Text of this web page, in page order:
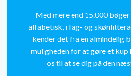
Med mere end 15.000
alfabetisk, i fag- og
kender det fra en almindelig
muligheden for at gøre et kup
os til at se dig på den